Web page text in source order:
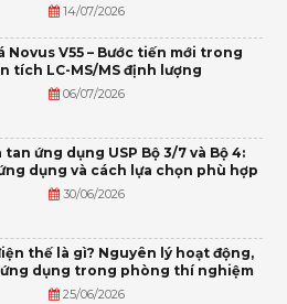
14/07/2026
Novus V55 – Bước tiến mới trong
tích LC-MS/MS định lượng
06/07/2026
ứng dụng USP Bộ 3/7 và Bộ 4:
dụng và cách lựa chọn phù hợp
30/06/2026
thế là gì? Nguyên lý hoạt động,
ứng dụng trong phòng thí nghiệm
25/06/2026